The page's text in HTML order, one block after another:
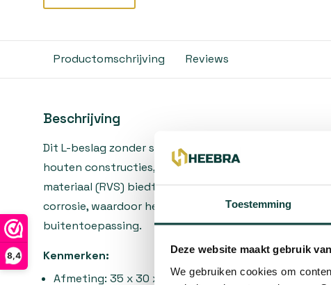
Toestemming
Deze website maakt gebruik
We gebruiken cookies om
8,4
Productomschrijving Reviews
Beschrijving
Dit L-beslag zonder schroef is ideaal voor het
houten constructies, meubels en andere projecten.
materiaal (RVS) biedt uitstekende duurzaamheid en
corrosie, waardoor het beslag geschikt is voor zowel
buitentoepassing.
Kenmerken:
Afmeting: 35 x 30 x 40 mm